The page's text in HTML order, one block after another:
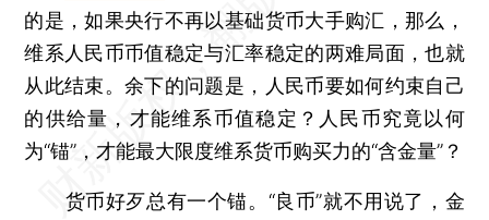
的是，如果央行不再以基础货币大手购汇，那么，
维系人民币币值稳定与汇率稳定的两难局面，也就
从此结束。余下的问题是，人民币要如何约束自己
的供给量，才能维系币值稳定？人民币究竟以何
为“锚”，才能最大限度维系货币购买力的“含金量”？
货币好歹总有一个锚。“良币”就不用说了，金